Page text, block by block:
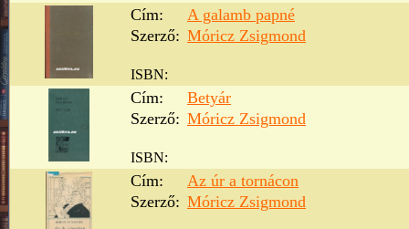
Cím:
A galamb papné
Szerző: Móricz Zsigmond
ISBN:
Cím:
Betyár
Szerző: Móricz Zsigmond
ISBN:
Cím:
Az úr a tornácon
Szerző: Móricz Zsigmond